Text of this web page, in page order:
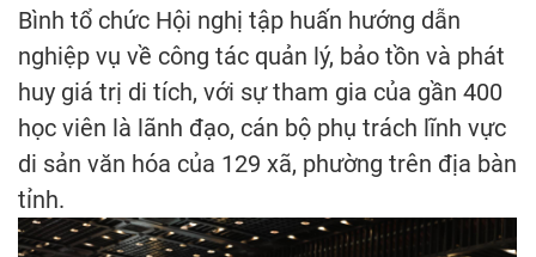
Bình tổ chức Hội nghị tập huấn hướng dẫn
nghiệp vụ về công tác quản lý, bảo tồn và phát
huy giá trị di tích, với sự tham gia của gần 400
học viên là lãnh đạo, cán bộ phụ trách lĩnh vực
di sản văn hóa của 129 xã, phường trên địa bàn
tỉnh.